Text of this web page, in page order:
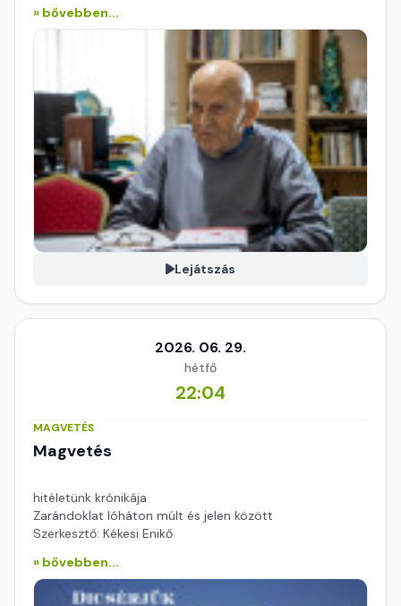
» bővebben...
Lejátszás
2026. 06. 29.
hétfő
22:04
MAGVETÉS
Magvetés
hitéletünk krónikája
Zarándoklat lóháton múlt és jelen között
Szerkesztő: Kékesi Enikő
» bővebben...